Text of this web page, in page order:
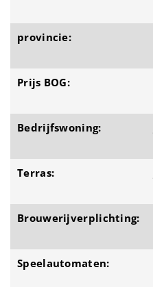
provincie:
Prijs BOG:
Bedrijfswoning:
Terras:
Brouwerijverplichting:
Speelautomaten: